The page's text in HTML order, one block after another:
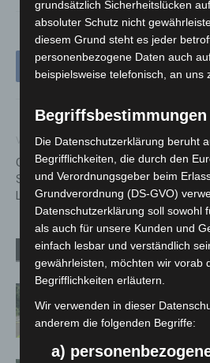
Vorheriger Artikel
Gemeinsam Kochen und
Spanien entdecken: Digitaler
Länderabend für Wunstorf
30-
Verwandte Artikel Mehr vom
Neuwarmbüchen
grundsätzlich Sicherheitslücken
absoluter Schutz nicht
diesem Grund steht es jeder
personenbezogene Daten auch
beispielsweise telefonisch, an uns
Begriffsbestimmungen
Die Datenschutzerklärung beruht
Begrifflichkeiten, die durch den
und Verordnungsgeber beim
Grundverordnung (DS-GVO)
Datenschutzerklärung soll sowohl
als auch für unsere Kunden und
einfach lesbar und verständlich
gewährleisten, möchten wir vorab
Begrifflichkeiten erläutern.
Wir verwenden in dieser
anderem die folgenden Begriffe:
a)